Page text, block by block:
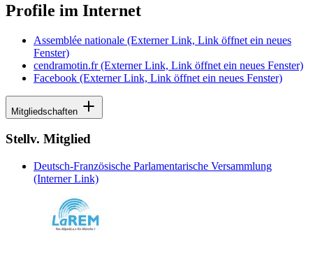
Profile im Internet
Assemblée nationale (Externer Link, Link öffnet ein neues
Fenster)
cendramotin.fr(Externer Link, Link öffnet ein neues Fenster)
Facebook (Externer Link, Link öffnet ein neues Fenster)
Mitgliedschaften
Stellv. Mitglied
Deutsch-Französische Parlamentarische Versammlung
(Interner Link)